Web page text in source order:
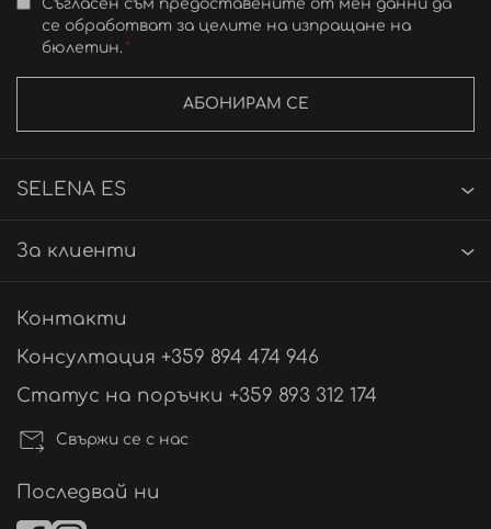
Съгласен съм предоставените от мен данни да
се обработват за целите на изпращане на
бюлетин.
АБОНИРАМ СЕ
SELENA ES
За клиенти
Контакти
Консултация +359 894 474 946
Статус на поръчки +359 893 312 174
Свържи се с нас
Последвай ни